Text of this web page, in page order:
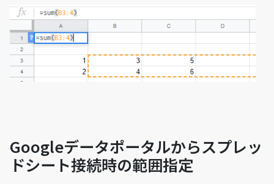
Googleデータポータルからスプレッ
ドシート接続時の範囲指定